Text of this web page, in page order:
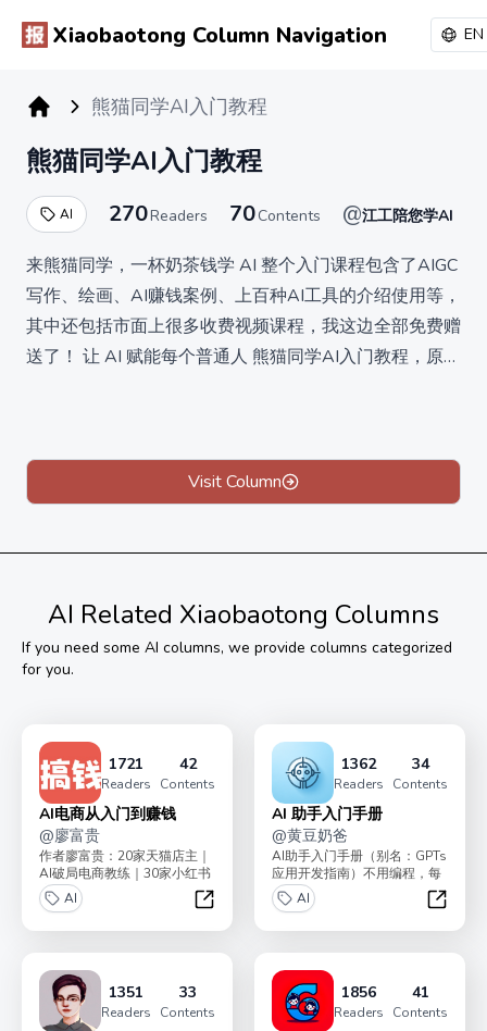
Xiaobaotong Column Navigation EN
熊猫同学AI入门教程
熊猫同学AI入门教程
AI 270Readers 70Contents @江工陪您学AI
来熊猫同学，一杯奶茶钱学 AI 整个入门课程包含了AIGC
写作、绘画、AI赚钱案例、上百种AI工具的介绍使用等，
其中还包括市面上很多收费视频课程，我这边全部免费赠
送了！ 让 AI 赋能每个普通人 熊猫同学AI入门教程，原价
习交流群，并享受60%的产品分佣！这个小册首要目的
不是赚钱，而是为了传播AI入门知识，希望大家能够把这
Visit Column
AI Related Xiaobaotong Columns
If you need some AI columns, we provide columns categorized
for you.
1721
Readers
42
Contents
AI电商从入门到赚钱
@廖富贵
作者廖富贵：20家天猫店主｜
AI破局电商教练｜30家小红书
店铺老板，带领了2000+学员
副业搞钱。小...
AI
AI电商从入门到赚钱
1362
Readers
34
Contents
AI 助手入门手册
@黄豆奶爸
AI助手入门手册（别名：GPTs
应用开发指南）不用编程，每
人都能搭建自己的AI机器人助
手，提高十倍生...
AI
AI 助
1351
Readers
33
Contents
1856
Readers
41
Contents